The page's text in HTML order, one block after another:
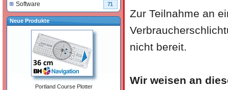
Zur Teilnahme an
nicht bereit.
Wir weisen an
Software 71
Neue Produkte
Portland Course Plotter